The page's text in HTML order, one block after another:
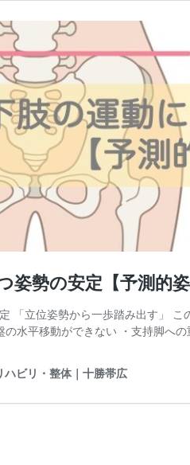
姿勢の安定【予測的
「立位姿勢から一歩踏み出す」
の水平移動ができない ・支持脚へ
ハビリ・整体｜十勝帯広